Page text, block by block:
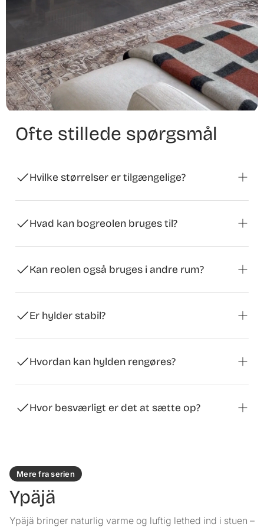
Ofte stillede spørgsmål
Hvilke størrelser er tilgængelige?
84 x 39 cm og 126 x 76 x 33 cm.
Hvad kan bogreolen bruges til?
andre hverdagsting i forskellige boligområder.
Kan reolen også bruges i andre rum?
kontoret eller i gangen.
Er hylder stabil?
stabil stand.
Hvordan kan hylden rengøres?
rengøres med en fugtig klud.
Hvor besværligt er det at sætte op?
Mere fra serien
Ypäjä
Ypäjä bringer naturlig varme og luftig lethed ind i stuen –